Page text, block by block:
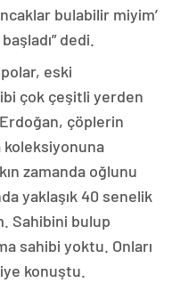
bulabilir miyim’
dedi.
eski
çok çeşitli yerden
çöplerin
koleksiyonuna
zamanda oğlunu
yaklaşık 40 senelik
Sahibini bulup
sahibi yoktu. Onları
konuştu.